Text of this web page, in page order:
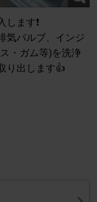
ます❗
気バルブ、インジ
・ガム等)を洗浄
り出します👍